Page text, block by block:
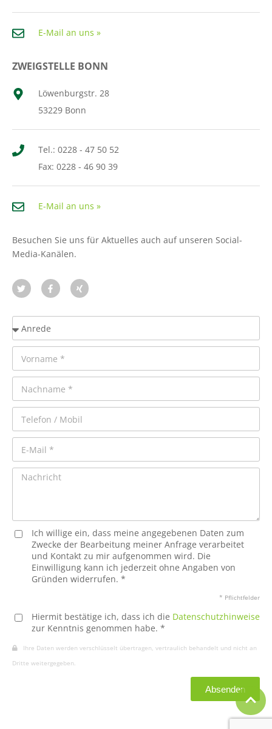
E-Mail an uns »
ZWEIGSTELLE BONN
Löwenburgstr. 28
53229 Bonn
Tel.: 0228 - 47 50 52
Fax: 0228 - 46 90 39
E-Mail an uns »
Besuchen Sie uns für Aktuelles auch auf unseren Social-
Media-Kanälen.
Ich willige ein, dass meine angegebenen Daten zum
Zwecke der Bearbeitung meiner Anfrage verarbeitet
und Kontakt zu mir aufgenommen wird. Die
Einwilligung kann ich jederzeit ohne Angaben von
Gründen widerrufen. *
* Pflichtfelder
Hiermit bestätige ich, dass ich die Datenschutzhinweise
zur Kenntnis genommen habe. *
Ihre Daten werden verschlüsselt übertragen, vertraulich behandelt und nicht an
Dritte weitergegeben.
Absenden